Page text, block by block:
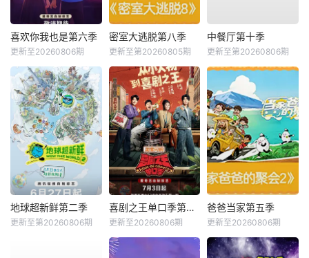
喜欢你我也是第六季
更新至20260806期
密室大逃脱第八季
更新至第20260805期
中餐厅第十季
更新至第20260806期
地球超新鲜第二季
更新至第20260806期
喜剧之王单口季第三季
更新至20260806期
爸爸当家第五季
更新至20260806期